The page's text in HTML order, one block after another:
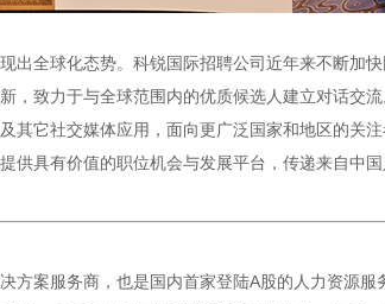
出全球化态势。科锐国际招聘公司近年来不断加
，致力于与全球范围内的优质候选人建立对话交
其它社交媒体应用，面向更广泛国家和地区的关
供具有价值的职位机会与发展平台，传递来自中国
方案服务商，也是国内首家登陆A股的人力资源